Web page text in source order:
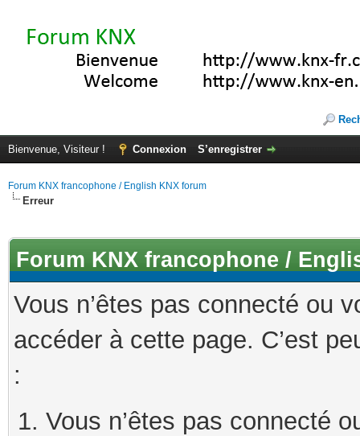
Bienvenue, Visiteur ! Connexion S’enregistrer
Forum KNX francophone / English KNX forum
Erreur
Forum KNX francophone /
Vous n’êtes pas connecté ou
accéder à cette page. C’est
:
Vous n’êtes pas connecté